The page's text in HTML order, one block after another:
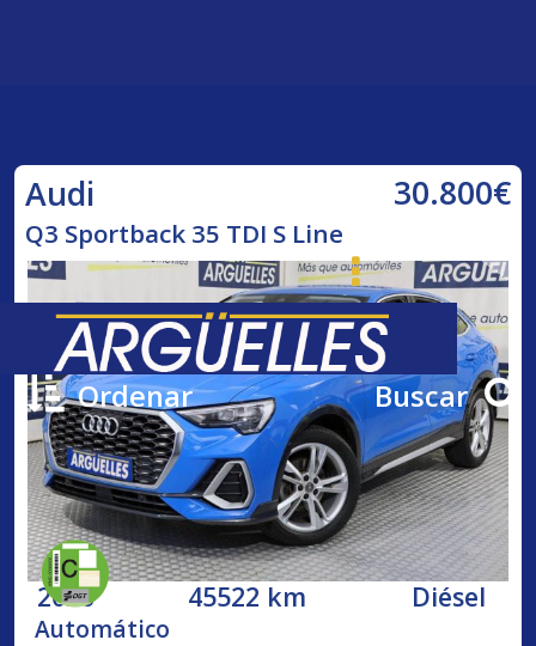
Ordenar Buscar
Audi 30.800€
Q3 Sportback 35 TDI S Line
2020 45522 km Diésel
Automático